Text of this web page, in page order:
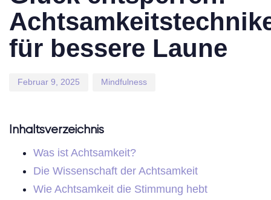
für bessere Laune
Februar 9, 2025 Mindfulness
Inhaltsverzeichnis
Was ist Achtsamkeit?
Die Wissenschaft der Achtsamkeit
Wie Achtsamkeit die Stimmung hebt